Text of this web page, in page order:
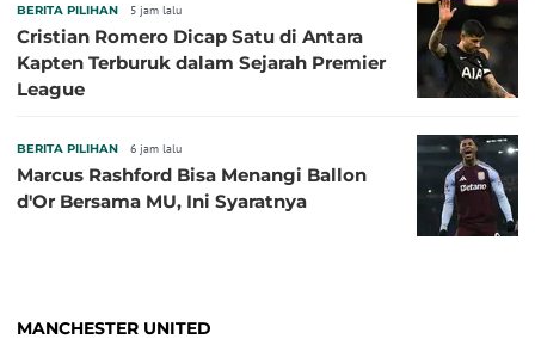
BERITA PILIHAN 5 jam lalu
Cristian Romero Dicap Satu di Antara
Kapten Terburuk dalam Sejarah Premier
League
BERITA PILIHAN 6 jam lalu
Marcus Rashford Bisa Menangi Ballon
d'Or Bersama MU, Ini Syaratnya
MANCHESTER UNITED